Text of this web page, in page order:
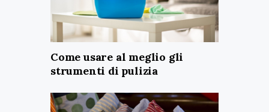
Come usare al meglio gli
strumenti di pulizia